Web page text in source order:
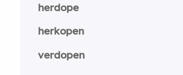
herdope
herkopen
verdopen